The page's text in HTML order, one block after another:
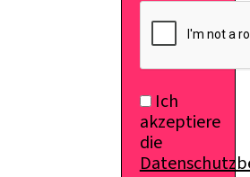
Ich
akzeptiere
die